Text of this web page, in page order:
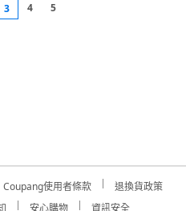
3 4 5
Coupang使用者條款
退換貨政策
安心購物 資訊安全